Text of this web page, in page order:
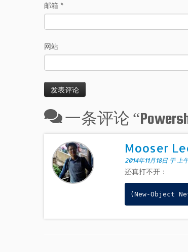
邮箱 *
网站
一条评论 “
Mooser
2014年11月18日 于 上
还真打不开：